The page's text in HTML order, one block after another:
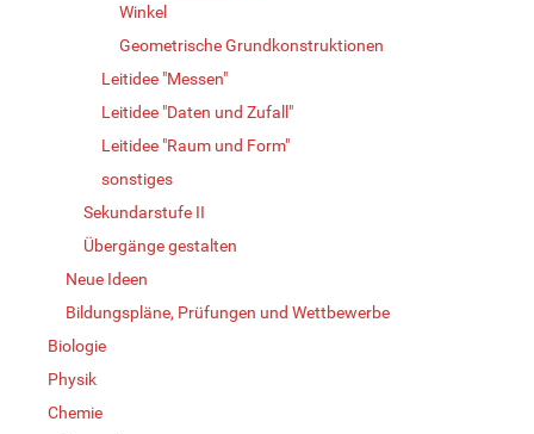
Winkel
Geometrische Grundkonstruktionen
Leitidee "Messen"
Leitidee "Daten und Zufall"
Leitidee "Raum und Form"
sonstiges
Sekundarstufe II
Übergänge gestalten
Neue Ideen
Bildungspläne, Prüfungen und Wettbewerbe
Biologie
Physik
Chemie